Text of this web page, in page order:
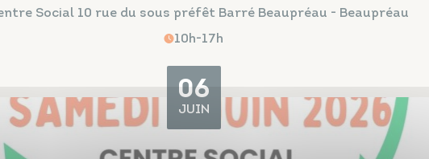
Social 10 rue du sous préfêt Barré Beaupréau - Beaupréau
10h-17h
06
JUIN